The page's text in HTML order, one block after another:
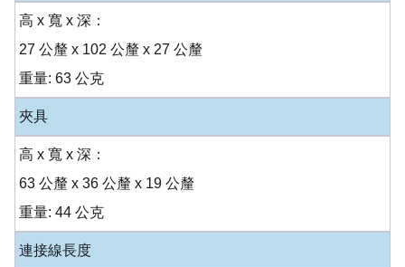
高 x 寬 x 深：
27 公釐 x 102 公釐 x 27 公釐
重量: 63 公克
夾具
高 x 寬 x 深：
63 公釐 x 36 公釐 x 19 公釐
重量: 44 公克
連接線長度